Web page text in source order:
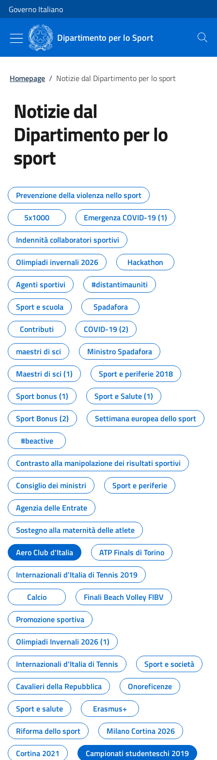
Vai al contenuto
Vai alla navigazione del sito
Governo Italiano
Dipartimento per lo Sport Cerca
Homepage / Notizie dal Dipartimento per lo sport
Notizie dal
Dipartimento per lo
sport
Tutti i contenuti della pagina
Prevenzione della violenza nello sport
5x1000
Emergenza COVID-19 (1)
Indennità collaboratori sportivi
Olimpiadi invernali 2026
Hackathon
Agenti sportivi
#distantimauniti
Sport e scuola
Spadafora
Contributi
COVID-19 (2)
maestri di sci
Ministro Spadafora
Maestri di sci (1)
Sport e periferie 2018
Sport bonus (1)
Sport e Salute (1)
Sport Bonus (2)
Settimana europea dello sport
#beactive
Contrasto alla manipolazione dei risultati sportivi
Consiglio dei ministri
Sport e periferie
Agenzia delle Entrate
Sostegno alla maternità delle atlete
Aero Club d'Italia
ATP Finals di Torino
Internazionali d'Italia di Tennis 2019
Calcio
Finali Beach Volley FIBV
Promozione sportiva
Olimpiadi Invernali 2026 (1)
Internazionali d'Italia di Tennis
Sport e società
Cavalieri della Repubblica
Onoreficenze
Sport e salute
Erasmus+
Riforma dello sport
Milano Cortina 2026
Cortina 2021
Campionati studenteschi 2019